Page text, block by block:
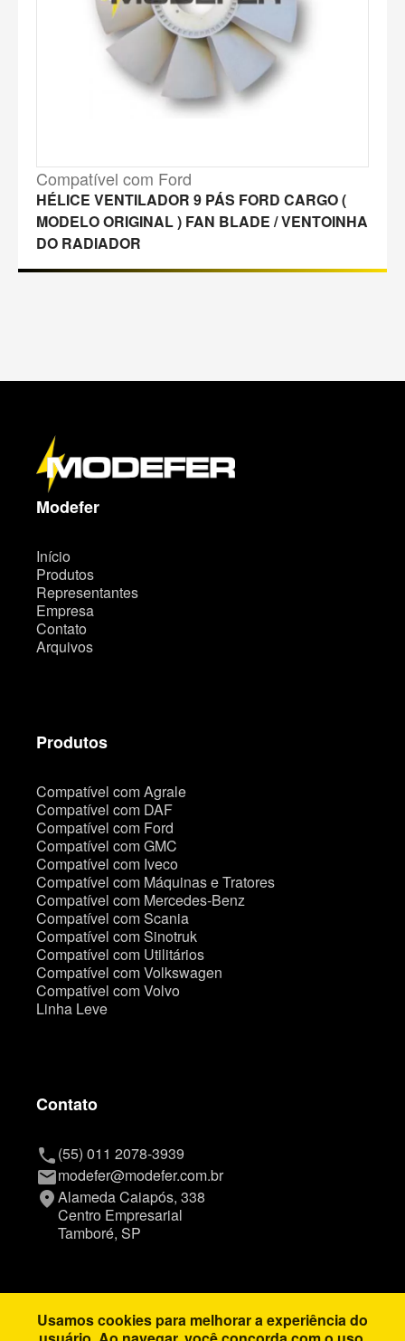
Compatível com Ford
HÉLICE VENTILADOR 9 PÁS FORD CARGO (
MODELO ORIGINAL ) FAN BLADE / VENTOINHA
DO RADIADOR
M
Modefer
Início
Produtos
Representantes
Empresa
Contato
Arquivos
Produtos
Compatível com Agrale
Compatível com DAF
Compatível com Ford
Compatível com GMC
Compatível com Iveco
Compatível com Máquinas e Tratores
Compatível com Mercedes-Benz
Compatível com Scania
Compatível com Sinotruk
Compatível com Utilitários
Compatível com Volkswagen
Compatível com Volvo
Linha Leve
Contato
phone(55) 011 2078-3939
mailmodefer@modefer.com.br
placeAlameda Caiapós, 338
Centro Empresarial
Tamboré, SP
Copyright © Modefer
Usamos cookies para melhorar a experiência do